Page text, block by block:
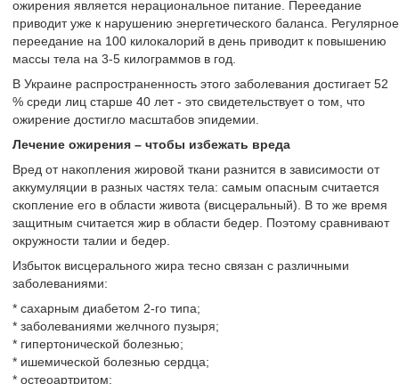
ожирения является нерациональное питание. Переедание
приводит уже к нарушению энергетического баланса. Регулярное
переедание на 100 килокалорий в день приводит к повышению
массы тела на 3-5 килограммов в год.
В Украине распространенность этого заболевания достигает 52
% среди лиц старше 40 лет - это свидетельствует о том, что
ожирение достигло масштабов эпидемии.
Лечение ожирения – чтобы избежать вреда
Вред от накопления жировой ткани разнится в зависимости от
аккумуляции в разных частях тела: самым опасным считается
скопление его в области живота (висцеральный). В то же время
защитным считается жир в области бедер. Поэтому сравнивают
окружности талии и бедер.
Избыток висцерального жира тесно связан с различными
заболеваниями:
* сахарным диабетом 2-го типа;
* заболеваниями желчного пузыря;
* гипертонической болезнью;
* ишемической болезнью сердца;
* остеоартритом;